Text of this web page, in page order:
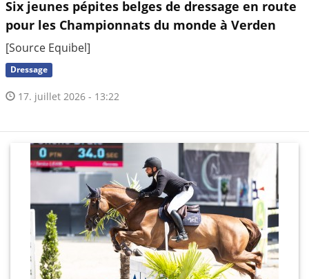
Six jeunes pépites belges de dressage en route
pour les Championnats du monde à Verden
[Source Equibel]
Dressage
17. juillet 2026 - 13:22